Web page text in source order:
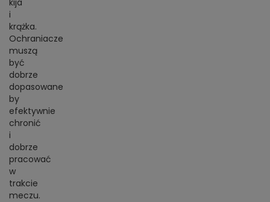
WYPRZEDAŻ
kija
i
krążka.
Ochraniacze
muszą
być
dobrze
dopasowane
by
efektywnie
chronić
i
dobrze
pracować
w
trakcie
meczu.